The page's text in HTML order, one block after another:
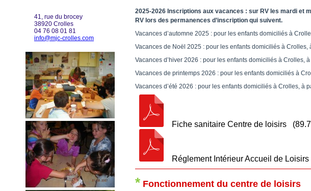
41, rue du brocey
38920 Crolles
04 76 08 01 81
info@mjc-crolles.com
2025-2026 Inscriptions aux vacances : sur RV les mardi et
RV lors des permanences d’inscription qui suivent.
Vacances d’automne 2025 : pour les enfants domiciliés à
Vacances de Noël 2025 : pour les enfants domiciliés à
Vacances d’hiver 2026 : pour les enfants domiciliés à Crolles,
Vacances de printemps 2026 : pour les enfants domiciliés à
Vacances d’été 2026 : pour les enfants domiciliés à Crolles, à
Fiche sanitaire Centre de loisirs
Réglement Intérieur Accueil de
* Fonctionnement du centre de loisirs